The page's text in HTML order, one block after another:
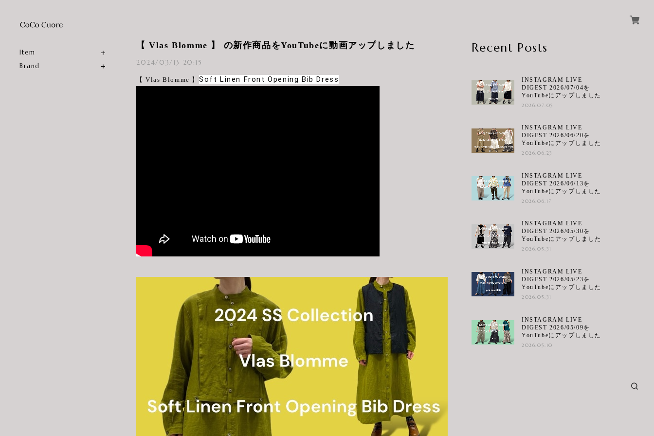
Item
Brand
【 Vlas Blomme 】 の新作商品をYouTubeに動画アップしました
2024/03/13 20:15
【 Vlas Blomme 】Soft Linen Front Opening Bib Dress
Recent Posts
INSTAGRAM LIVE
DIGEST 2026/07/04を
YouTubeにアップしました
2026.07.05
INSTAGRAM LIVE
DIGEST 2026/06/20を
YouTubeにアップしました
2026.06.23
INSTAGRAM LIVE
DIGEST 2026/06/13を
YouTubeにアップしました
2026.06.17
INSTAGRAM LIVE
DIGEST 2026/05/30を
YouTubeにアップしました
2026.05.31
INSTAGRAM LIVE
DIGEST 2026/05/23を
YouTubeにアップしました
2026.05.31
INSTAGRAM LIVE
DIGEST 2026/05/09を
YouTubeにアップしました
2026.05.10